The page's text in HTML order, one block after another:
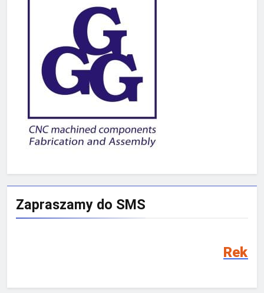
Zapraszamy do SMS
Rekrutacja SMS